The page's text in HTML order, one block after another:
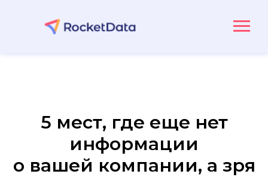
5 мест, где еще нет
информации
о вашей компании, а зря